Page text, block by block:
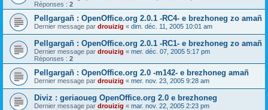
Réponses : 2
Pellgargañ : OpenOffice.org 2.0.1 -RC4- e brezhoneg zo amañ
Dernier message par drouizig « dim. déc. 11, 2005 10:01 am
Pellgargañ : OpenOffice.org 2.0.1 -RC1- e brezhoneg zo amañ
Dernier message par drouizig « mer. déc. 07, 2005 5:17 pm
Réponses : 2
Pellgargañ : OpenOffice.org 2.0 -m142- e brezhoneg amañ
Dernier message par drouizig « mer. nov. 23, 2005 9:28 am
Diviz : geriaoueg OpenOffice.org 2.0 e brezhoneg
Dernier message par drouizig « mar. nov. 22, 2005 2:23 pm